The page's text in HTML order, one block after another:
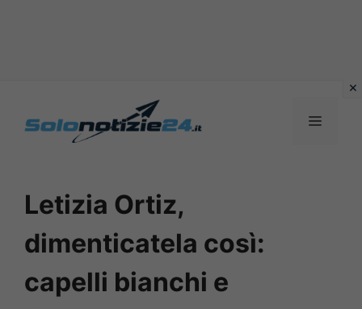
MENU
Letizia Ortiz,
dimenticatela così:
capelli bianchi e